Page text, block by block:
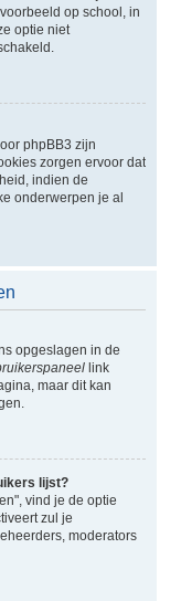
op school, in
optie niet
phpBB3 zijn
zorgen ervoor dat
indien de
onderwerpen je al
opgeslagen in de
link
maar dit kan
lijst?
vind je de optie
zul je
moderators